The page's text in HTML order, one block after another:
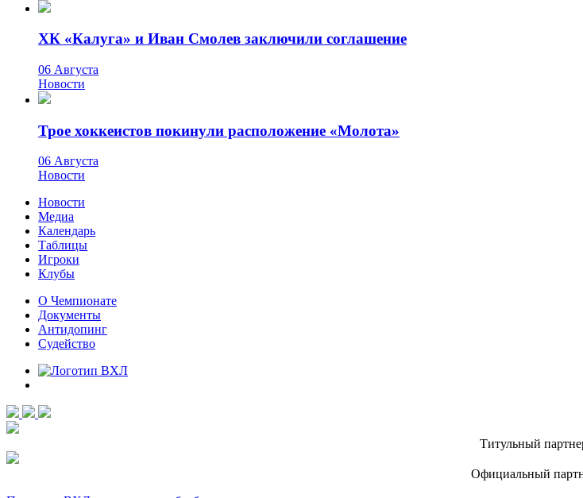
ХК «Калуга» и Иван Смолев заключили соглашение
06 Августа
Новости
Трое хоккеистов покинули расположение «Молота»
06 Августа
Новости
Новости
Медиа
Календарь
Таблицы
Игроки
Клубы
О Чемпионате
Документы
Антидопинг
Судейство
Титульный
Официальный